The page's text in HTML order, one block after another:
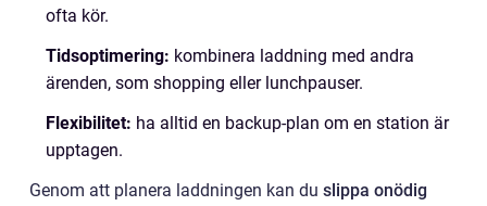
ofta kör.
Tidsoptimering: kombinera laddning med andra
ärenden, som shopping eller lunchpauser.
Flexibilitet: ha alltid en backup-plan om en station är
upptagen.
Genom att planera laddningen kan du slippa onödig